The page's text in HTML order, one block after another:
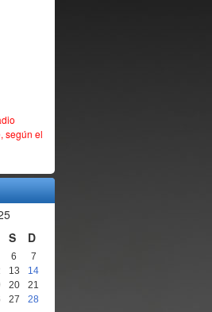
según el
S D
6
7
13
14
20
21
27
28